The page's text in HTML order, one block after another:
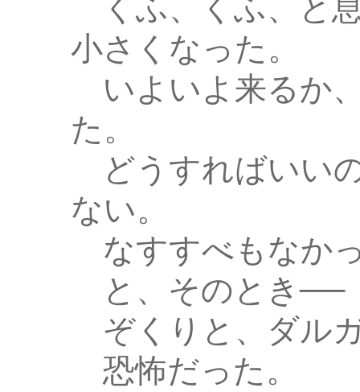
くふ、くふ、と
小さくなった。
いよいよ来るか
た。
どうすればいい
ない。
なすすべもなか
と、そのとき──
ぞくりと、ダル
恐怖だった。